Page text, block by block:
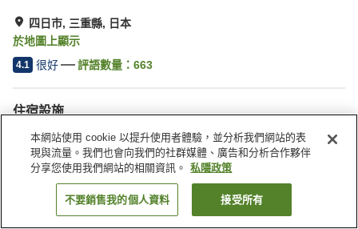
四日市, 三重縣, 日本
於地圖上顯示
4.1 很好 評語數量： 663
住宿設施
停車場
自動販賣機
收費洗衣房
自助入住
日本 三重縣 四日市 四日市站前三交旅館
找客房
本網站使用 cookie 以提升使用者體驗，並分析我們網站的表
現與流量。我們也會向我們的社群媒體、廣告和分析合作夥伴
分享您使用我們網站的相關資訊。
私隱政策
不要銷售我的個人資料 接受所有